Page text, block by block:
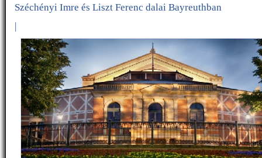
Széchényi Imre és Liszt Ferenc dalai Bayreuthban
|